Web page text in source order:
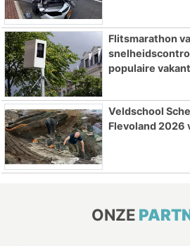
Flitsmarathon
populaire
Veldschool
Flevoland 2026
ONZE